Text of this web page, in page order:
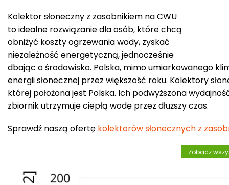
Kolektor słoneczny z zasobnikiem na CWU
to idealne rozwiązanie dla osób, które chcą
obniżyć koszty ogrzewania wody, zyskać
niezależność energetyczną, jednocześnie
dbając o środowisko. Polska, mimo umiarkowanego
energii słonecznej przez większość roku. Kolektory
której położona jest Polska. Ich podwyższona
zbiornik utrzymuje ciepłą wodę przez dłuższy czas.
Sprawdź naszą ofertę kolektorów słonecznych z
Zobacz